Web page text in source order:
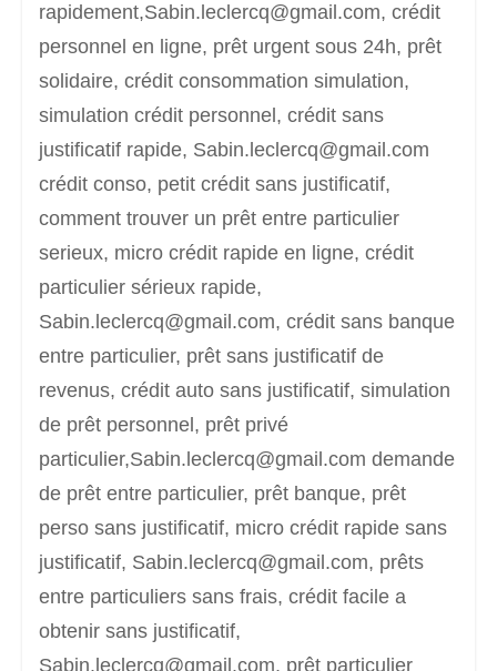
rapidement,Sabin.leclercq@gmail.com, crédit
personnel en ligne, prêt urgent sous 24h, prêt
solidaire, crédit consommation simulation,
simulation crédit personnel, crédit sans
justificatif rapide, Sabin.leclercq@gmail.com
crédit conso, petit crédit sans justificatif,
comment trouver un prêt entre particulier
serieux, micro crédit rapide en ligne, crédit
particulier sérieux rapide,
Sabin.leclercq@gmail.com, crédit sans banque
entre particulier, prêt sans justificatif de
revenus, crédit auto sans justificatif, simulation
de prêt personnel, prêt privé
particulier,Sabin.leclercq@gmail.com demande
de prêt entre particulier, prêt banque, prêt
perso sans justificatif, micro crédit rapide sans
justificatif, Sabin.leclercq@gmail.com, prêts
entre particuliers sans frais, crédit facile a
obtenir sans justificatif,
Sabin.leclercq@gmail.com, prêt particulier